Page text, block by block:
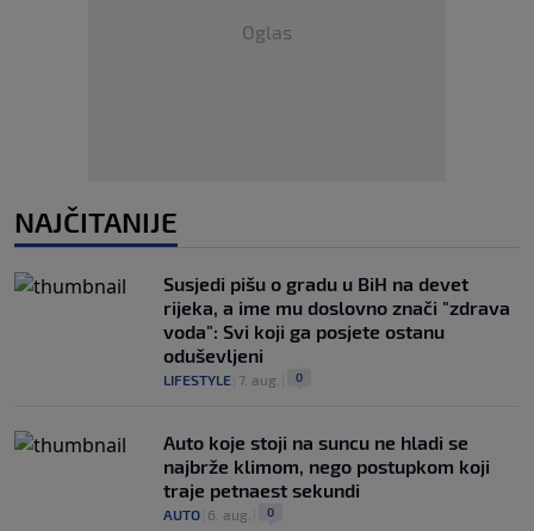
Oglas
NAJČITANIJE
Susjedi pišu o gradu u BiH na devet
rijeka, a ime mu doslovno znači "zdrava
voda": Svi koji ga posjete ostanu
oduševljeni
LIFESTYLE 7. aug. 0
Auto koje stoji na suncu ne hladi se
najbrže klimom, nego postupkom koji
traje petnaest sekundi
AUTO 6. aug. 0